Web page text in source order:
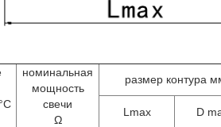
номинальная
мощность
свечи
Ω
размер контура
Lmax D